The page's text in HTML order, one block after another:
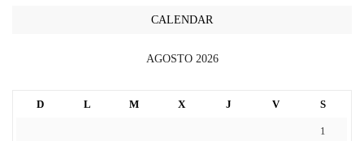
CALENDAR
AGOSTO 2026
D L M X J V S
1